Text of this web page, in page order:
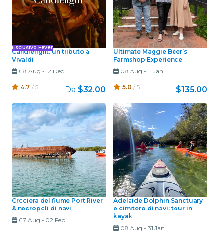
Esclusivo Fever
Candlelight: un tributo a
Vivaldi
08 Aug - 12 Dec
4.7 / 5 Da $32.00
Ultimate Maggie Beer’s
Farmshop Experience
08 Aug - 11 Jan
5.0 / 5 $135.00
Crociera del fiume Port River
& necropoli di navi
07 Aug - 02 Feb
Adelaide Dolphin Sanctuary
e cimitero di navi: tour in
kayak
08 Aug - 31 Jan